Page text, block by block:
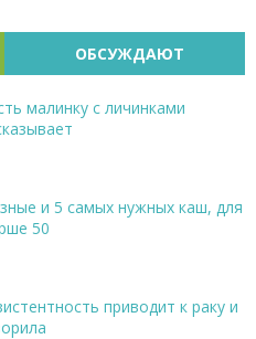
ОБСУЖДАЮТ
малинку с личинками
и 5 самых нужных каш, для
50
приводит к раку и